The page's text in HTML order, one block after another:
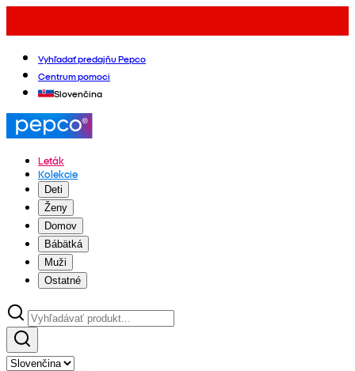
Vyhľadať predajňu Pepco
Centrum pomoci
Slovenčina
Leták
Kolekcie
Deti
Ženy
Domov
Bábätká
Muži
Ostatné